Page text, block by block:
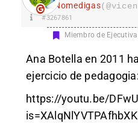
Nomedigas
#3267861
Miembro de Ejecutiva
Ana Botella en 2011
ejercicio de pedagogia:
https://youtu.be/
is=XAlqNlYVTPAfhbXK